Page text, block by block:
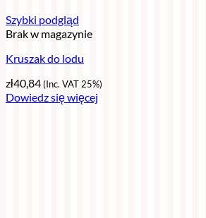
Szybki podgląd
Brak w magazynie
Kruszak do lodu
zł40,84(Inc. VAT 25%)
Dowiedz się więcej